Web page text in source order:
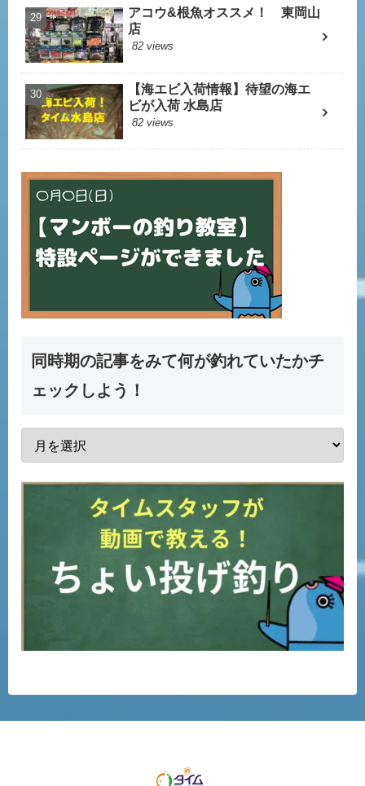
アコウ&根魚オススメ！ 東岡山
店
82 views
【海エビ入荷情報】待望の海エ
ビが入荷 水島店
82 views
同時期の記事をみて何が釣れていたかチ
ェックしよう！